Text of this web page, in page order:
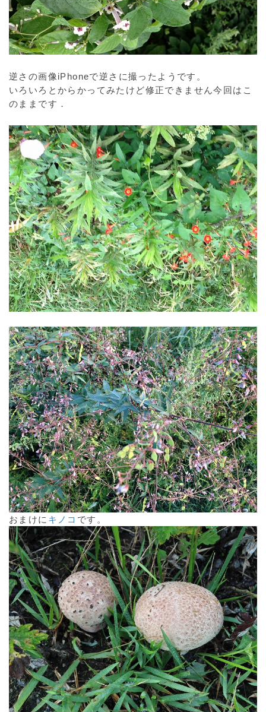
逆さの画像iPhoneで逆さに撮ったようです。
いろいろとからかってみたけど修正できません今回はこ
のままです．
おまけに キノコ です。